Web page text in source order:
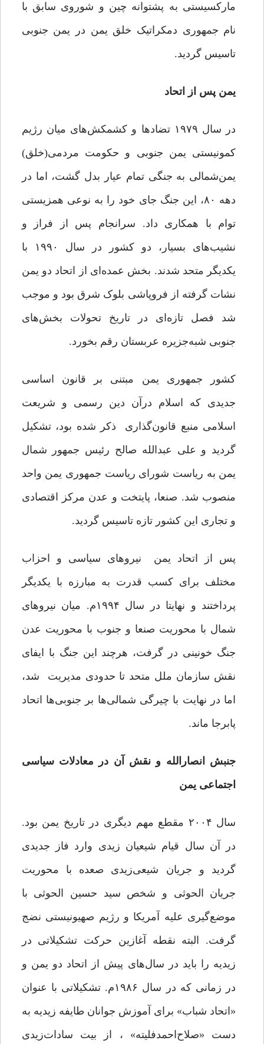
مارکسیستی به پشتوانه چین و شوروی سابق با
نام جمهوری دمکراتیک خلق یمن در یمن جنوبی
تاسیس گردید.
یمن پس از اتحاد
در سال ۱۹۷۹ تضادها و کشمکش‌های میان رژیم
کمونیستی یمن جنوبی و حکومت مردمی(خلق)
یمن‌شمالی به جنگی تمام عیار بدل گشت، اما در
دهه ۸۰، این جنگ جای خود را به ‌نوعی همزیستی
توام با همکاری داد. سرانجام پس از فراز و
نشیب‌های بسیار، دو کشور در سال ۱۹۹۰ با
یکدیگر متحد شدند. بخش عمده‌ای از اتحاد دو یمن
نشات گرفته از فرو‏پاشی بلوک شرق بود و موجب
شد فصل تازه‌ای در تاریخ تحولات بخش‌های
جنوبی شبه‌جزیره عربستان رقم بخورد.
کشور جمهوری یمن مبتنی بر قانون اساسی
جدیدی که اسلام درآن دین رسمی و شریعت
اسلامی منبع قانون‌گذاری ذکر شده بود، تشکیل
گردید و علی عبدالله صالح رئیس جمهور شمال
یمن به ریاست شورای ریاست جمهوری یمن واحد
منصوب شد. صنعا، پایتخت و عدن مرکز اقتصادی
و تجاری این کشور تازه تاسیس گردید.
پس از اتحاد یمن نیروهای سیاسی و احزاب
مختلف برای کسب قدرت به مبارزه با یکدیگر
پرداختند و نهایتا در سال ۱۹۹۴م. میان نیروهای
شمال با محوریت صنعا و جنوب با محوریت عدن
جنگ خونینی در گرفت، هرچند این جنگ با ایفای
نقش سازمان ملل متحد تا حدودی مدیریت شد،
اما در نهایت با چیرگی شمالی‌ها بر جنوبی‌ها اتحاد
پابرجا ماند.
جنبش انصارالله و نقش آن در معادلات سیاسی
اجتماعی یمن
سال ۲۰۰۴ مقطع مهم دیگری در تاریخ یمن بود.
در آن سال قیام شیعیان زیدی وارد فاز جدیدی
گردید و جریان شیعی‌زیدی صعده با محوریت
جریان الحوثی و شخص سید حسین الحوثی با
موضع‌گیری علیه آمریکا و رژیم صهیونیستی نضج
گرفت. البته نقطه‌ آغازین حرکت تشکیلاتی در
زیدیه را باید در سال‌های پیش از اتحاد دو یمن و
در زمانی که در سال ۱۹۸۶م. تشکیلاتی با عنوان
«اتحاد شباب» برای آموزش جوانان طایفه زیدیه به
دست «صلاح‌احمد‌فلیته» ، از بیت سادات‌زیدی